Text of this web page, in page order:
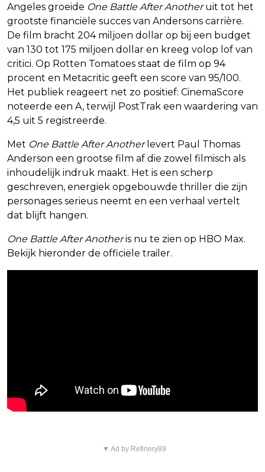
Angeles groeide One Battle After Anotheruit tot het
grootste financiële succes van Andersons carrière.
De film bracht 204 miljoen dollar op bij een budget
van 130 tot 175 miljoen dollar en kreeg volop lof van
critici. Op Rotten Tomatoes staat de film op 94
procent en Metacritic geeft een score van 95/100.
Het publiek reageert net zo positief: CinemaScore
noteerde een A, terwijl PostTrak een waardering van
4,5 uit 5 registreerde.
Met One Battle After Anotherlevert Paul Thomas
Anderson een grootse film af die zowel filmisch als
inhoudelijk indruk maakt. Het is een scherp
geschreven, energiek opgebouwde thriller die zijn
personages serieus neemt en een verhaal vertelt
dat blijft hangen.
One Battle After Anotheris nu te zien op HBO Max.
Bekijk hieronder de officiële trailer.
▼ Ad by Refinery89